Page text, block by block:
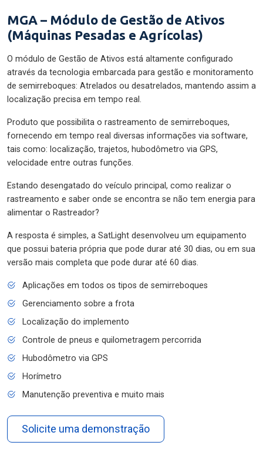
MGA – Módulo de Gestão de Ativos
(Máquinas Pesadas e Agrícolas)
O módulo de Gestão de Ativos está altamente configurado
através da tecnologia embarcada para gestão e monitoramento
de semirreboques: Atrelados ou desatrelados, mantendo assim a
localização precisa em tempo real.
Produto que possibilita o rastreamento de semirreboques,
fornecendo em tempo real diversas informações via software,
tais como: localização, trajetos, hubodômetro via GPS,
velocidade entre outras funções.
Estando desengatado do veículo principal, como realizar o
rastreamento e saber onde se encontra se não tem energia para
alimentar o Rastreador?
A resposta é simples, a SatLight desenvolveu um equipamento
que possui bateria própria que pode durar até 30 dias, ou em sua
versão mais completa que pode durar até 60 dias.
Aplicações em todos os tipos de semirreboques
Gerenciamento sobre a frota
Localização do implemento
Controle de pneus e quilometragem percorrida
Hubodômetro via GPS
Horímetro
Manutenção preventiva e muito mais
Solicite uma demonstração